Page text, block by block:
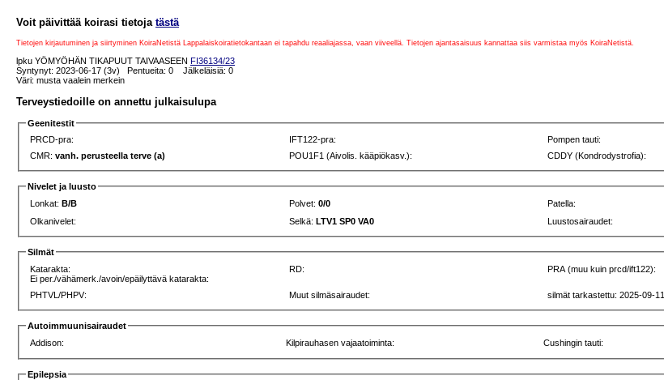
Voit päivittää koirasi tietoja tästä
Tietojen kirjautuminen ja siirtyminen KoiraNetistä Lappalaiskoiratietokantaan ei tapahdu reaaliajassa, vaan viiveellä. Tietojen ajantasaisuus kannattaa siis varmistaa myös KoiraNetistä.
lpku YÖMYÖHÄN TIKAPUUT TAIVAASEEN FI36134/23
Syntynyt: 2023-06-17 (3v) Pentueita: 0 Jälkeläisiä: 0
Väri: musta vaalein merkein
Terveystiedoille on annettu julkaisulupa
Geenitestit
PRCD-pra:
IFT122-pra: Pompen tauti:
CMR:vanh. perusteella terve (a) POU1F1 (Aivolis. kääpiökasv.): CDDY (Kondrodystrofia):
Nivelet ja luusto
Lonkat:B/B Polvet:0/0 Patella:
Olkanivelet:
Selkä:LTV1 SP0 VA0 Luustosairaudet:
Silmät
Katarakta:
Ei per./vähämerk./avoin/epäilyttävä katarakta:
RD: PRA (muu kuin prcd/ift122):
PHTVL/PHPV: Muut silmäsairaudet: silmät tarkastettu: 2025-09-11
Autoimmuunisairaudet
Addison:
Kilpirauhasen vajaatoiminta: Cushingin tauti:
Epilepsia